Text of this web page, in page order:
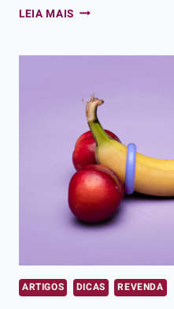
LEIA MAIS SEX
DESCUBRA
FEITOS
PARA
VOCÊ
ARTIGOS DICAS REVENDA